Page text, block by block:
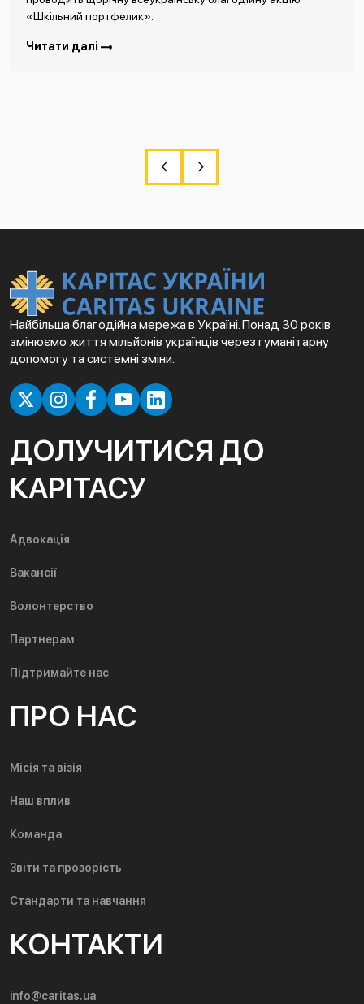
«Шкільний портфелик».
Читати далі
Найбільша благодійна мережа в Україні. Понад 30 років
змінюємо життя мільйонів українців через гуманітарну
допомогу та системні зміни.
ДОЛУЧИТИСЯ ДО
КАРІТАСУ
Адвокація
Вакансії
Волонтерство
Партнерам
Підтримайте нас
ПРО НАС
Місія та візія
Наш вплив
Команда
Звіти та прозорість
Стандарти та навчання
КОНТАКТИ
info@caritas.ua